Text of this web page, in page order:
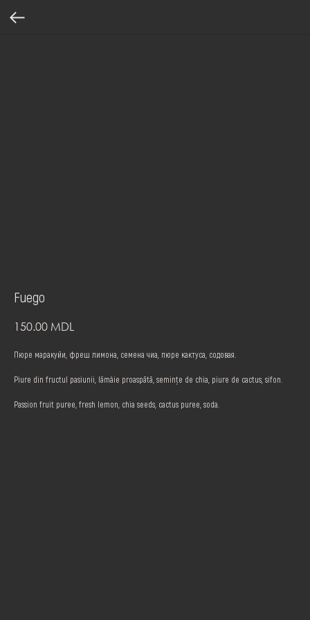
Fuego
150.00 MDL
Пюре маракуйи, фреш лимона, семена чиа, пюре кактуса, содовая.
Piure din fructul pasiunii, lămâie proaspătă, semințe de chia, piure de cactus, sifon.
Passion fruit puree, fresh lemon, chia seeds, cactus puree, soda.